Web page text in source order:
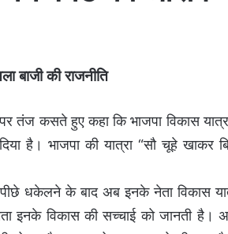
की राजनीति
तंज कसते हुए कहा कि भाजपा विकास
है। भाजपा की यात्रा “सौ चूहे खाकर
धकेलने के बाद अब इनके नेता विकास
इनके विकास की सच्चाई को जानती है।